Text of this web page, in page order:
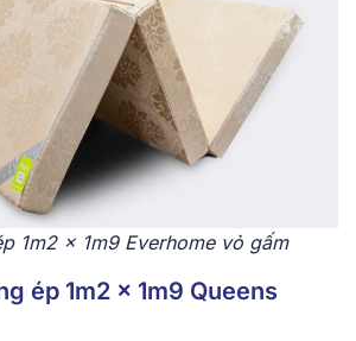
1m2 x 1m9 Everhome vỏ gấm
ép 1m2 x 1m9 Queens